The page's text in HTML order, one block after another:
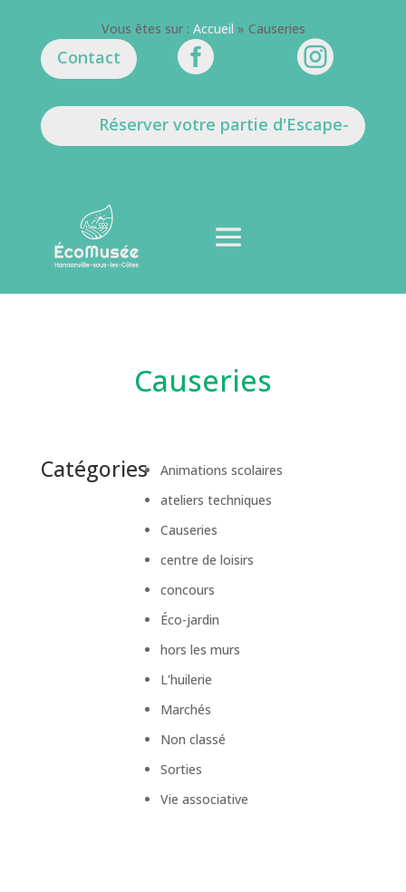
Vous êtes sur : Accueil » Causeries
Contact  
Réserver votre partie d'Escape-
Game
Causeries
Catégories
Animations scolaires
ateliers techniques
Causeries
centre de loisirs
concours
Éco-jardin
hors les murs
L'huilerie
Marchés
Non classé
Sorties
Vie associative